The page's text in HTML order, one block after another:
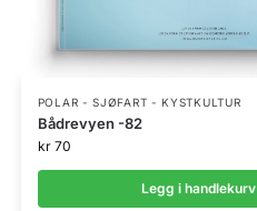
POLAR - SJØFART - KYSTKULTUR
Bådrevyen -82
kr70
Legg i handlekurv